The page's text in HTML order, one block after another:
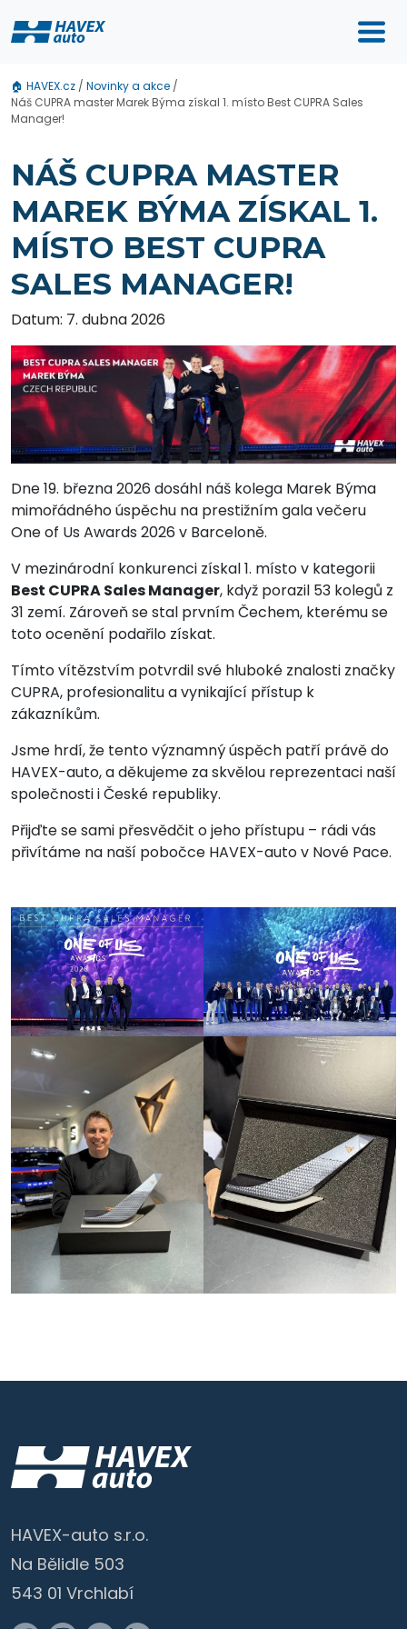
🏠 HAVEX.cz / Novinky a akce /
Náš CUPRA master Marek Býma získal 1. místo Best CUPRA Sales
Manager!
NÁŠ CUPRA MASTER
MAREK BÝMA ZÍSKAL 1.
MÍSTO BEST CUPRA
SALES MANAGER!
Datum: 7. dubna 2026
Dne 19. března 2026 dosáhl náš kolega Marek Býma
mimořádného úspěchu na prestižním gala večeru
One of Us Awards 2026 v Barceloně.
V mezinárodní konkurenci získal 1. místo v kategorii
Best CUPRA Sales Manager, když porazil 53 kolegů z
31 zemí. Zároveň se stal prvním Čechem, kterému se
toto ocenění podařilo získat.
Tímto vítězstvím potvrdil své hluboké znalosti značky
CUPRA, profesionalitu a vynikající přístup k
zákazníkům.
Jsme hrdí, že tento významný úspěch patří právě do
HAVEX-auto, a děkujeme za skvělou reprezentaci naší
společnosti i České republiky.
Přijďte se sami přesvědčit o jeho přístupu – rádi vás
přivítáme na naší pobočce HAVEX-auto v Nové Pace.
HAVEX-auto s.r.o.
Na Bělidle 503
543 01 Vrchlabí